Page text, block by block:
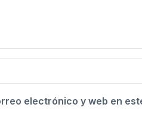
electrónico y web en